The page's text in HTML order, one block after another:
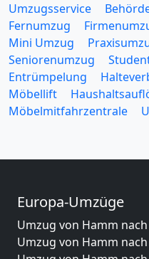
Umzugsservice
Fernumzug
Mini Umzug
Seniorenumzug
Entrümpelung
Möbellift
Möbelmitfahrzentrale
Europa-Umzüge
Umzug von Hamm
Umzug von Hamm